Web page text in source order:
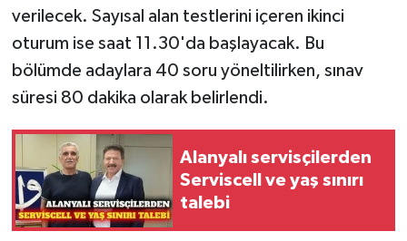
verilecek. Sayısal alan testlerini içeren ikinci
oturum ise saat 11.30'da başlayacak. Bu
bölümde adaylara 40 soru yöneltilirken, sınav
süresi 80 dakika olarak belirlendi.
Alanyalı servisçilerden
Serviscell ve yaş sınırı
talebi